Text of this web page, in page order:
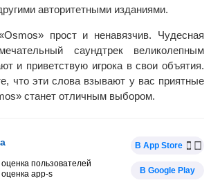
авторитетными изданиями.
прост и ненавязчив. Чудесная
саундтрек великолепным
и приветствую игрока в свои объятия.
что эти слова взывают у вас приятные
станет отличным выбором.
оценка пользователей
оценка app-s
В App Store
В Google Play